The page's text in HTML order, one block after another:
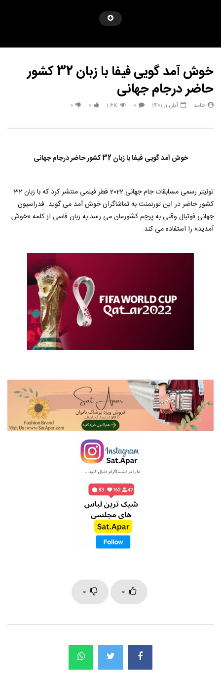
4.2K
0
حامد
خرداد 26, 1402
خوش آمد گویی فیفا با زبان 32 کشور
حاضر درجام جهانی
حامد آبان 1, 1401 0
1.6K
0
0
خوش آمد گویی فیفا با زبان 32 کشور حاضر درجام جهانی
توئیتر رسمی مسابقات جام جهانی 2022 قطر فیلمی منتشر کرد که با زبان 32
کشور حاضر در این تورنمنت به تماشاگران خوش آمد می گوید. فدراسیون
جهانی فوتبال وقتی به پرچم کشورمان می رسد به زبان فاسی از کلمه «خوش
آمدید» را استفاده می کند.
0
0